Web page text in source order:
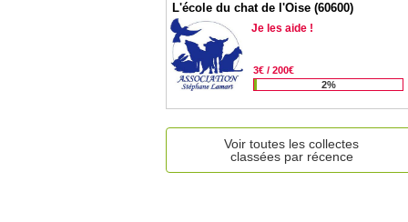
L'école du chat de l'Oise (60600)
Je les aide !
3€ / 200€
2%
Voir toutes les collectes
classées par récence